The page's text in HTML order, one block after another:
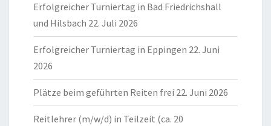
Erfolgreicher Turniertag in Bad Friedrichshall
und Hilsbach 22. Juli 2026
Erfolgreicher Turniertag in Eppingen 22. Juni
2026
Plätze beim geführten Reiten frei 22. Juni 2026
Reitlehrer (m/w/d) in Teilzeit (ca. 20